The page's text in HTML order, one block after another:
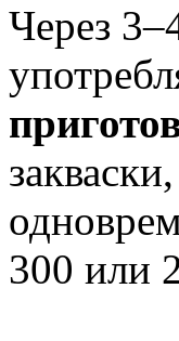
Через
300 или